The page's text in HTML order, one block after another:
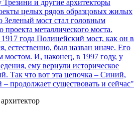
и другие архитекторы
целых рядов образцовых жилых
мост стал головным
проекта металлического моста.
года Полицейский мост, как он в
естественно, был назван иначе. Его
мостом. И, наконец, в 1997 году, у
ему вернули историческое
Так что вот эта цепочка – Синий,
продолжает существовать и сейчас"